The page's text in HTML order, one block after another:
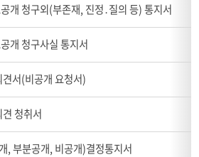
개 청구외(부존재, 진정․질의 등) 통지서
개 청구사실 통지서
서(비공개 요청서)
청취서
, 부분공개, 비공개)결정통지서